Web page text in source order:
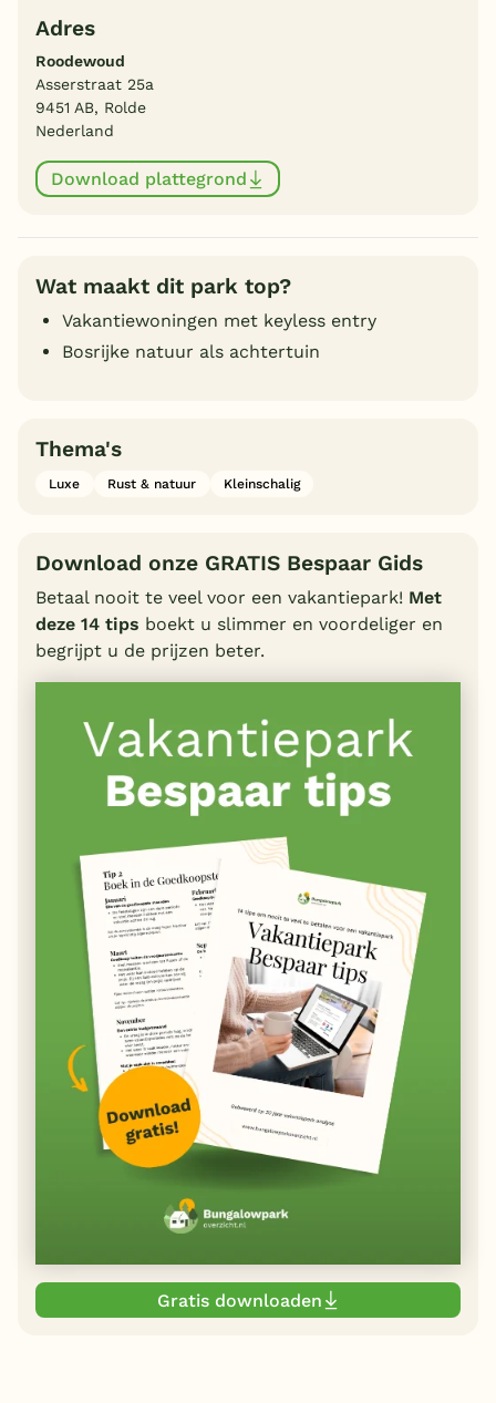
Adres
Roodewoud
Asserstraat 25a
9451 AB, Rolde
Nederland
Download plattegrond
Wat maakt dit park top?
Vakantiewoningen met keyless entry
Bosrijke natuur als achtertuin
Thema's
Luxe Rust & natuur Kleinschalig
Download onze GRATIS Bespaar Gids
Betaal nooit te veel voor een vakantiepark! Met
deze 14 tips boekt u slimmer en voordeliger en
begrijpt u de prijzen beter.
Gratis downloaden